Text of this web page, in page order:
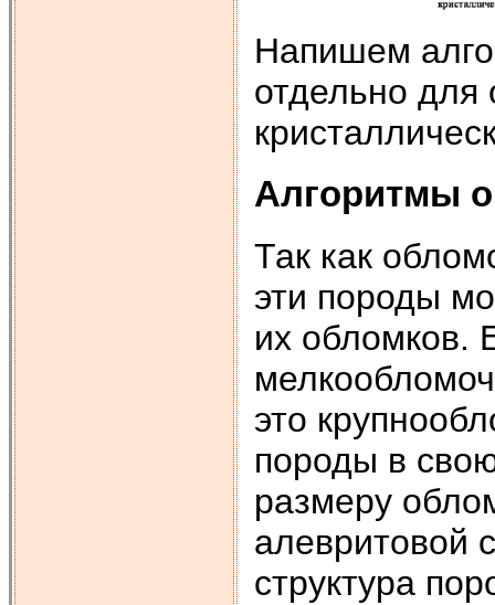
Напишем
отдельно для
Алгоритмы
Так как
эти породы
их обломков.
это
породы в
размеру
алевритовой
структура